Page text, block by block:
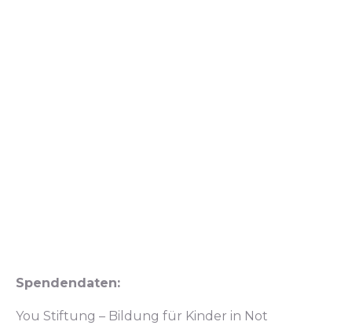
Spendendaten:
You Stiftung – Bildung für Kinder in Not